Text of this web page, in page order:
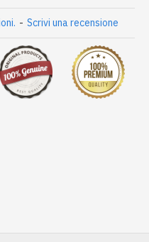
- Scrivi una recensione